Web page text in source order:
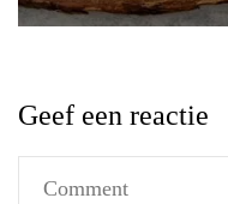
Geef een reactie